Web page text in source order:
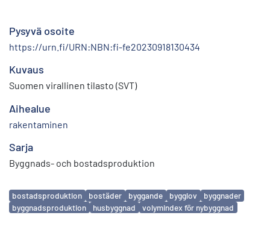
Pysyvä osoite
https://urn.fi/URN:NBN:fi-fe20230918130434
Kuvaus
Suomen virallinen tilasto (SVT)
Aihealue
rakentaminen
Sarja
Byggnads- och bostadsproduktion
Avainsanat
bostadsproduktion bostäder byggande bygglov
byggnader
byggnadsproduktion
husbyggnad volymindex för nybyggnad